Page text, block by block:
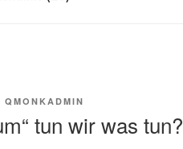
QMONKADMIN
tun wir was tun?